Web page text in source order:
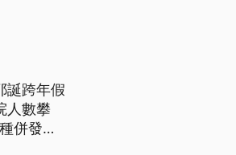
誕跨年假
人數攀
併發